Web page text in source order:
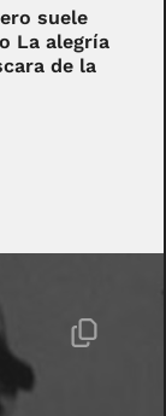
suele
La alegría
de la